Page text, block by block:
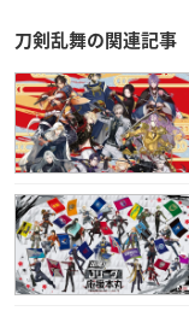
刀剣乱舞の関連記事